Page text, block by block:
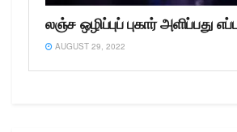
லஞ்ச ஒழிப்புப் புகார் அளிப்பது
AUGUST 29, 2022